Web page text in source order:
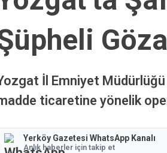
İl Emniyet
ticaretine yönelik
Yerköy Gazetesi WhatsApp Kanalı
Anlık haberler için takip et